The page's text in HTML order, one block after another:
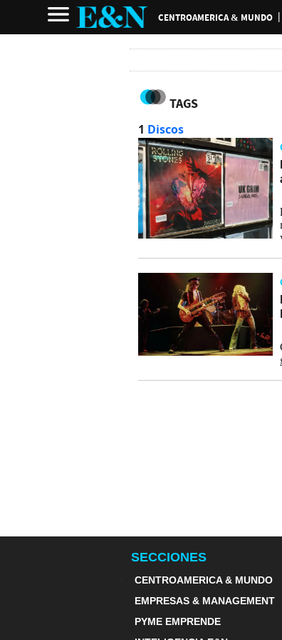
CENTROAMERICA & MUNDO
TAGS
1 Discos
SECCIONES
CENTROAMERICA & MUNDO
EMPRESAS & MANAGEMENT
PYME EMPRENDE